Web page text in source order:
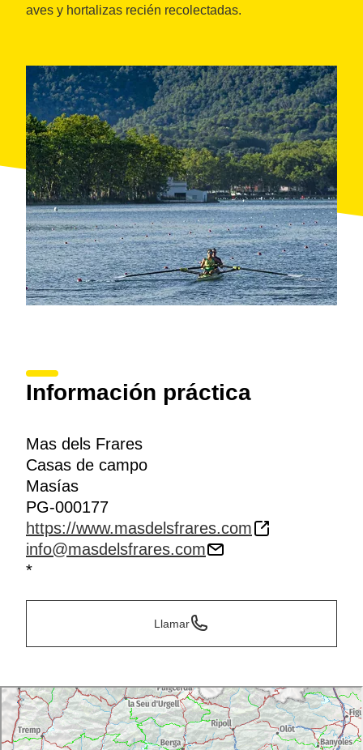
aves y hortalizas recién recolectadas.
Información práctica
Mas dels Frares
Casas de campo
Masías
PG-000177
https://www.masdelsfrares.com
info@masdelsfrares.com
*
Llamar